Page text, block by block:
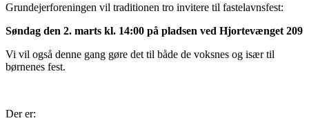
Grundejerforeningen vil traditionen tro invitere til fastelavnsfest:
Søndag den 2. marts kl. 14:00 på pladsen ved Hjortevænget 209
Vi vil også denne gang gøre det til både de voksnes og især til
børnenes fest.
Der er: